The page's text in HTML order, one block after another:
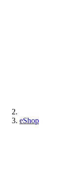
eShop